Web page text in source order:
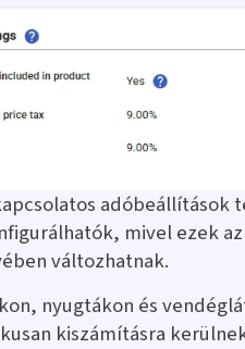
mivel ezek
változhatnak.
nyugtákon és
kiszámításra